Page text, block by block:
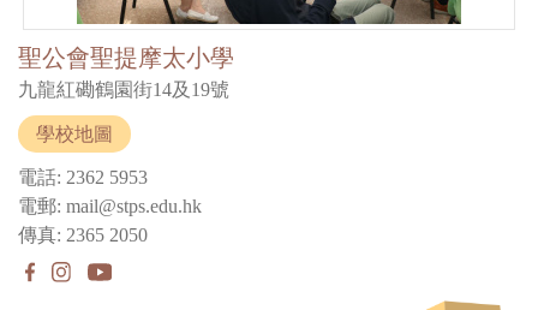
聖公會聖提摩太小學
九龍紅磡鶴園街14及19號
學校地圖
電話: 2362 5953
電郵: mail@stps.edu.hk
傳真: 2365 2050